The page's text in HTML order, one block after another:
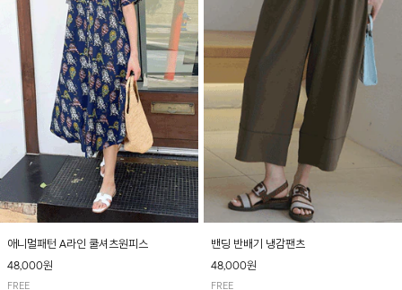
애니멀패턴 A라인 쿨셔츠원피스
48,000원
FREE
밴딩 반배기 냉감팬츠
48,000원
FREE